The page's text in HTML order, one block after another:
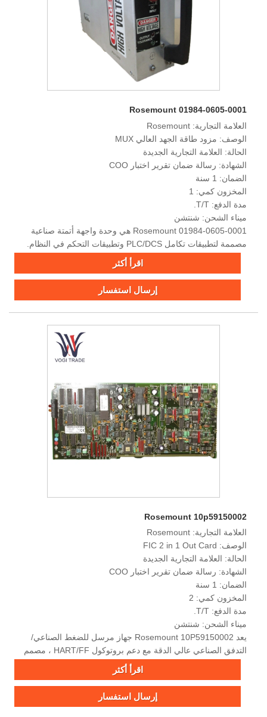
Rosemount 01984-0605-0001
العلامة التجارية: Rosemount
الوصف: مزود طاقة الجهد العالي MUX
الحالة: العلامة التجارية الجديدة
الشهادة: رسالة ضمان تقرير اختبار COO
الضمان: 1 سنة
المخزون كمي: 1
مدة الدفع: T/T.
ميناء الشحن: شنتشن
Rosemount 01984-0605-0001 هي وحدة واجهة أتمتة صناعية
مصممة لتطبيقات تكامل PLC/DCS وتطبيقات التحكم في النظام.
اقرأ أكثر
إرسال استفسار
Rosemount 10p59150002
العلامة التجارية: Rosemount
الوصف: FIC 2 in 1 Out Card
الحالة: العلامة التجارية الجديدة
الشهادة: رسالة ضمان تقرير اختبار COO
الضمان: 1 سنة
المخزون كمي: 2
مدة الدفع: T/T.
ميناء الشحن: شنتشن
يعد Rosemount 10P59150002 جهاز مرسل للضغط الصناعي/
التدفق الصناعي عالي الدقة مع دعم بروتوكول HART/FF ، مصمم
لبيئات قاسية وتطبيقات التحكم في العمليات.
اقرأ أكثر
إرسال استفسار